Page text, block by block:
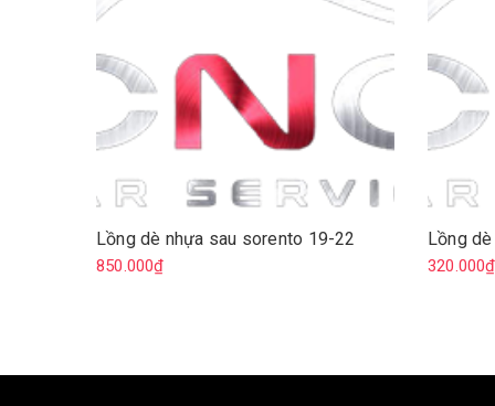
Lồng dè nhựa sau sorento 19-22
850.000₫
Lồng
320.000₫